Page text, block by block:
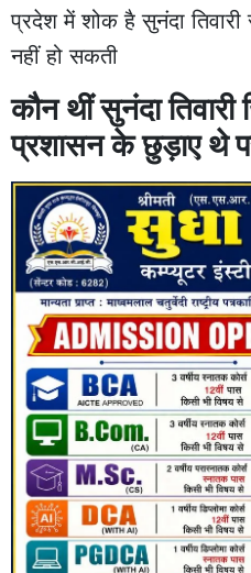
प्रदेश में शोक है सुनंदा तिवारी
नहीं हो सकती
कौन थीं सुनंदा
प्रशासन के छुड़ाए थे